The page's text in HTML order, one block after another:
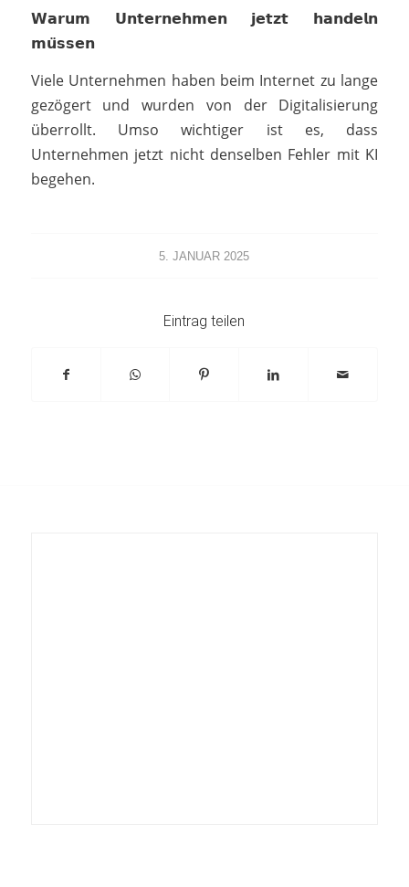
𝗪𝗮𝗿𝘂𝗺 𝗨𝗻𝘁𝗲𝗿𝗻𝗲𝗵𝗺𝗲𝗻 𝗷𝗲𝘁𝘇𝘁 𝗵𝗮𝗻𝗱𝗲𝗹𝗻
𝗺𝘂̈𝘀𝘀𝗲𝗻
Viele Unternehmen haben beim Internet zu lange
gezögert und wurden von der Digitalisierung
überrollt. Umso wichtiger ist es, dass
Unternehmen jetzt nicht denselben Fehler mit KI
begehen.
5. JANUAR 2025
Eintrag teilen